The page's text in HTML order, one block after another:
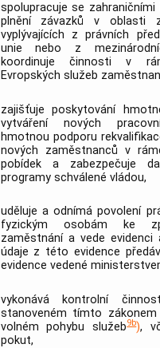
spolupracuje se
plnění závazků v oblasti
vyplývajících z právních
unie nebo z
koordinuje činnosti v
Evropských služeb
zajišťuje poskytování
vytváření nových
hmotnou podporu
nových zaměstnanců v
pobídeka zabezpečuje
programy schválené vládou,
uděluje a odnímá povolení
fyzickým osobám ke
zaměstnání a vede evidenci
údaje z této evidence
evidence vedené
vykonává kontrolní
stanoveném tímto
volném pohybu služeb9b),
pokut,